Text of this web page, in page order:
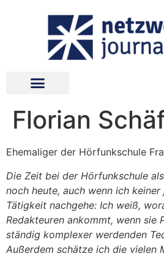
Florian
Ehemaliger der Hörfunkschule
Die Zeit bei der Hörfunkschule
noch heute, auch wenn ich
Tätigkeit nachgehe: Ich weiß,
Redakteuren ankommt, wenn sie
ständig komplexer werdenden
Außerdem schätze ich die vielen